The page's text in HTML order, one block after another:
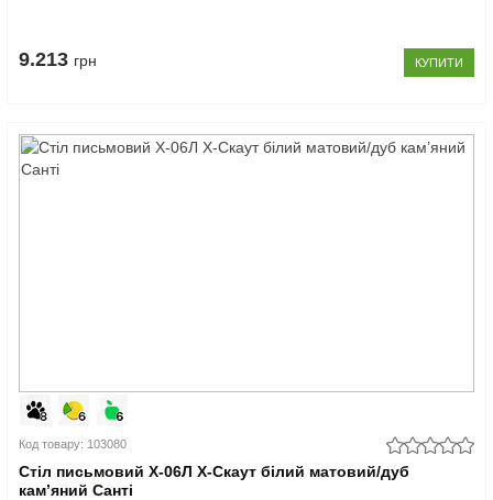
9.213 грн КУПИТИ
Код товару: 103080
Стіл письмовий Х-06Л X-Скаут білий матовий/дуб
кам’яний Санті